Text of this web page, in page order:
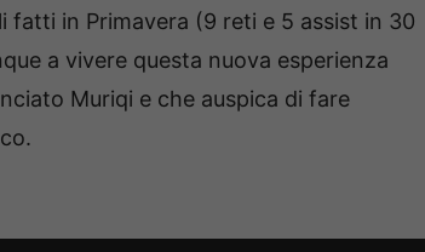
in Primavera (9 reti e 5 assist in 30
a vivere questa nuova esperienza
Muriqi e che auspica di fare